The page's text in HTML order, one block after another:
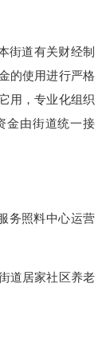
街道有关财经制
的使用进行严格
用，专业化组织
金由街道统一接
务照料中心运营
道居家社区养老